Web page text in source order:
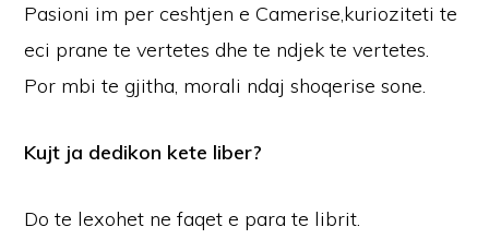
Pasioni im per ceshtjen e Camerise,kurioziteti te
eci prane te vertetes dhe te ndjek te vertetes.
Por mbi te gjitha, morali ndaj shoqerise sone.
Kujt ja dedikon kete liber?
Do te lexohet ne faqet e para te librit.